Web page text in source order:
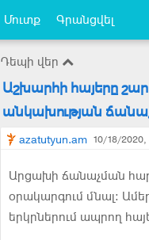
Մուտք Գրանցվել
Դեպի վեր
Աշխարհի հայերը
անկախության
azatutyun.am 10/18/2020,
Արցախի ճանաչման
օրակարգում մնալ։
երկրներում ապրող